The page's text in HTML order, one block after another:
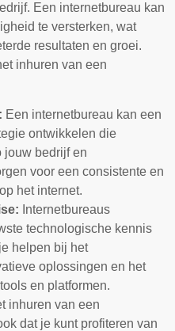
Een internetbureau kan
te versterken, wat
resultaten en groei.
inhuren van een
Een internetbureau kan een
ontwikkelen die
jouw bedrijf en
voor een consistente en
het internet.
Internetbureaus
technologische kennis
helpen bij het
oplossingen en het
en platformen.
inhuren van een
dat je kunt profiteren van